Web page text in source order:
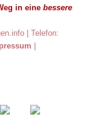
in einebessere
| Telefon: